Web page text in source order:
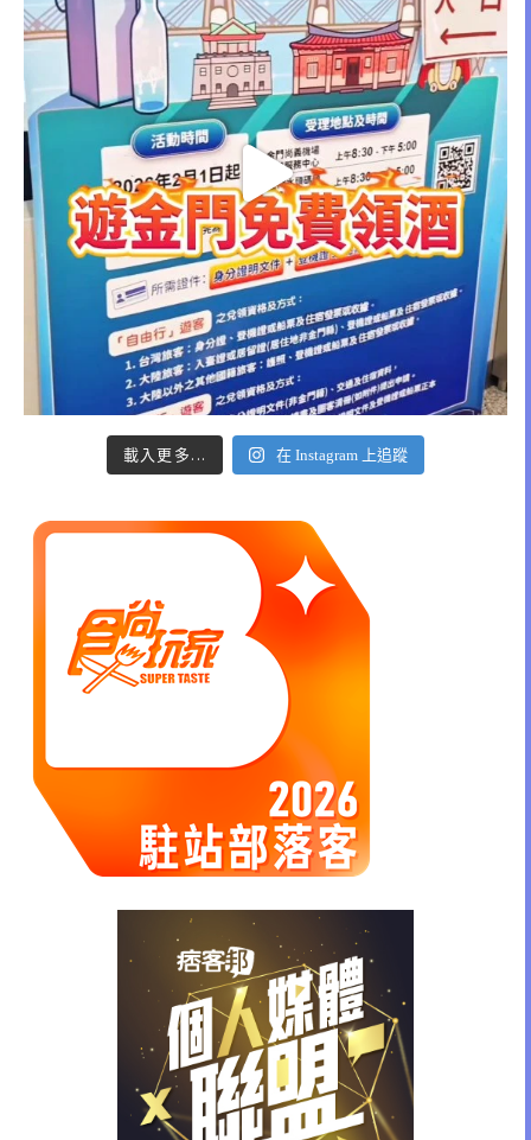
載入更多... 在 Instagram 上追蹤